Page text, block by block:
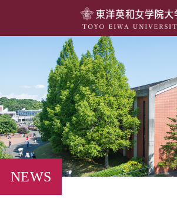
学部・学科
キャンパスライフ
留学・国際交流
キャリア・就職
NEWS